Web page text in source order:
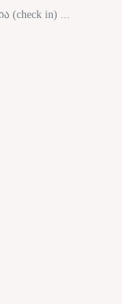
in) ...